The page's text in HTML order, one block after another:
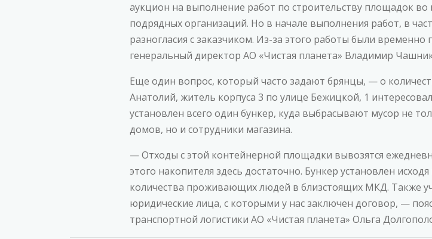
аукцион на выполнение работ по строительству площадок
подрядных организаций. Но в начале выполнения работ, в
разногласия с заказчиком. Из-за этого работы были
генеральный директор АО «Чистая планета» Владимир
Еще один вопрос, который часто задают брянцы, — о
Анатолий, житель корпуса 3 по улице Бежицкой, 1
установлен всего один бункер, куда выбрасывают мусор не
домов, но и сотрудники магазина.
— Отходы с этой контейнерной площадки вывозятся
этого накопителя здесь достаточно. Бункер установлен
количества проживающих людей в близстоящих МКД. Также
юридические лица, с которыми у нас заключен договор, —
транспортной логистики АО «Чистая планета» Ольга